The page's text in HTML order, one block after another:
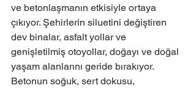
ve betonlaşmanın etkisiyle ortaya
çıkıyor. Şehirlerin siluetini değiştiren
dev binalar, asfalt yollar ve
genişletilmiş otoyollar, doğayı ve doğal
yaşam alanlarını geride bırakıyor.
Betonun soğuk, sert dokusu,